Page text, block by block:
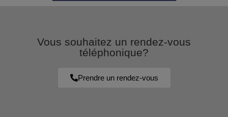
Vous souhaitez un rendez-vous
téléphonique?
Prendre un rendez-vous